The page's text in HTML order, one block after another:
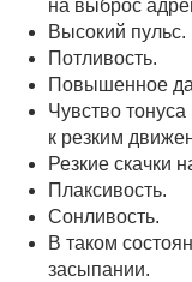
на выброс
Высокий пульс.
Потливость.
Повышенное
Чувство
к резким
Резкие скачки
Плаксивость.
Сонливость.
В таком
засыпании.